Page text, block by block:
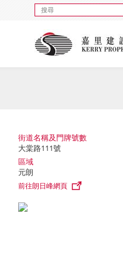
街道名稱及門牌號數
大棠路111號
區域
元朗
前往朗日峰網頁